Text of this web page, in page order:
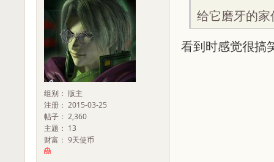
组别： 版主
注册： 2015-03-25
帖子： 2,360
主题： 13
财富： 9天使币
给它磨牙的
看到时感觉很搞